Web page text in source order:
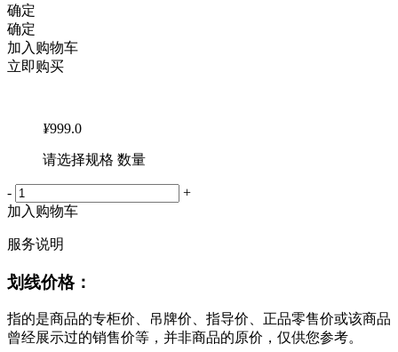
确定
确定
加入购物车
立即购买
¥999.0
请选择规格 数量
-
+
加入购物车
服务说明
划线价格：
指的是商品的专柜价、吊牌价、指导价、正品零售价或该商品
曾经展示过的销售价等，并非商品的原价，仅供您参考。